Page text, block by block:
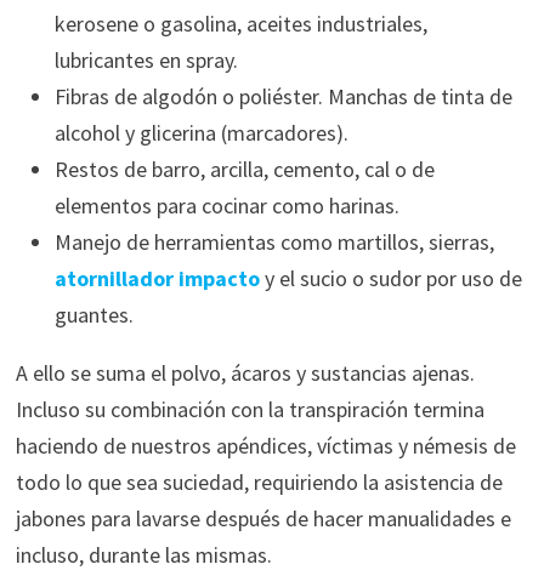
kerosene o gasolina, aceites industriales,
lubricantes en spray.
Fibras de algodón o poliéster. Manchas de tinta de
alcohol y glicerina (marcadores).
Restos de barro, arcilla, cemento, cal o de
elementos para cocinar como harinas.
Manejo de herramientas como martillos, sierras,
atornillador impactoy el sucio o sudor por uso de
guantes.
A ello se suma el polvo, ácaros y sustancias ajenas.
Incluso su combinación con la transpiración termina
haciendo de nuestros apéndices, víctimas y némesis de
todo lo que sea suciedad, requiriendo la asistencia de
jabones para lavarse después de hacer manualidades e
incluso, durante las mismas.